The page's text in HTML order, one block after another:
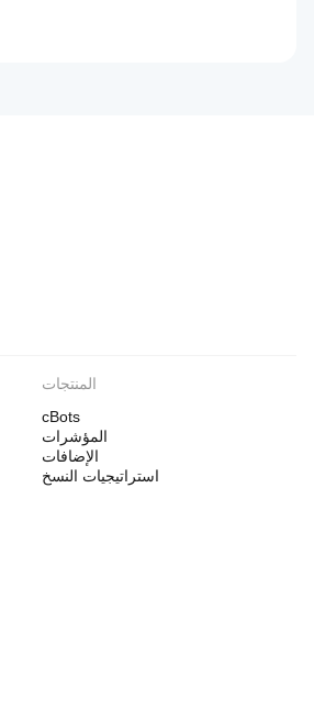
المنتجات
cBots
المؤشرات
الإضافات
استراتيجيات النسخ